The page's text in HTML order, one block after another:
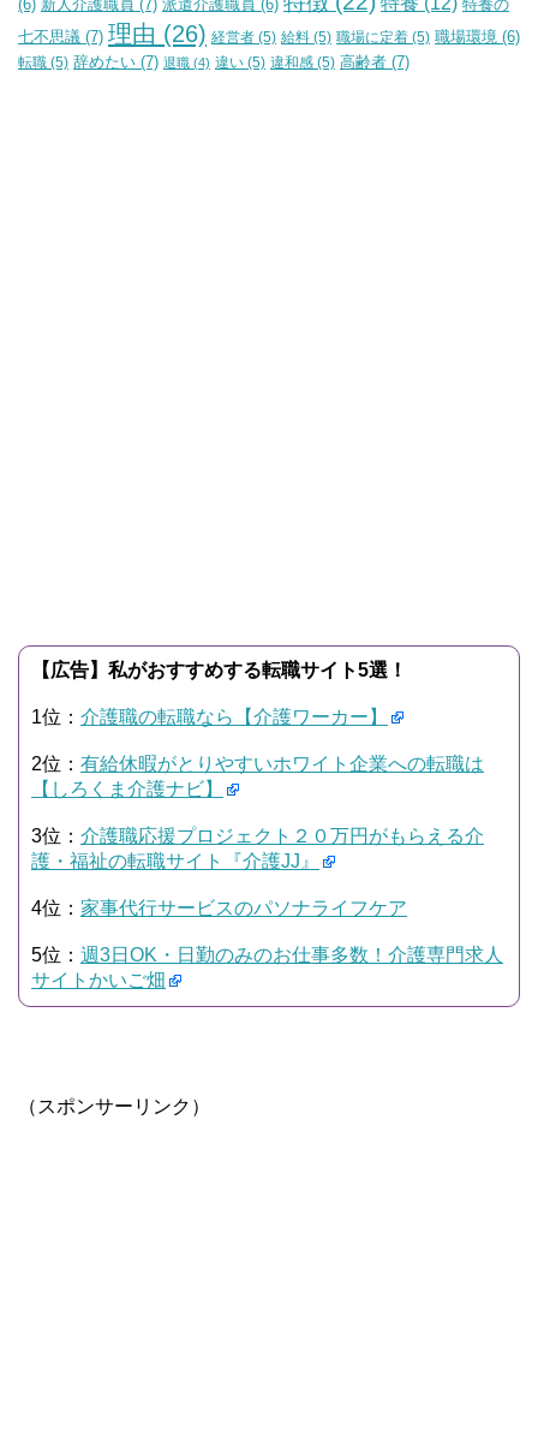
(6) 新人介護職員 (7) 派遣介護職員 (6)
特養の
七不思議 (7) 理由 (26) 経営者 (5) 給料 (5) 職場に定着 (5) 職場環境 (6)
転職 (5) 辞めたい (7) 退職 (4) 違い (5) 違和感 (5) 高齢者 (7)
【広告】私がおすすめする転職サイト5選！
1位： 介護職の転職なら【介護ワーカー】
2位： 有給休暇がとりやすいホワイト企業への転職は
【しろくま介護ナビ】
3位： 介護職応援プロジェクト２０万円がもらえる介
護・福祉の転職サイト『介護JJ』
4位： 家事代行サービスのパソナライフケア
5位： 週3日OK・日勤のみのお仕事多数！介護専門求人
サイトかいご畑
（スポンサーリンク）